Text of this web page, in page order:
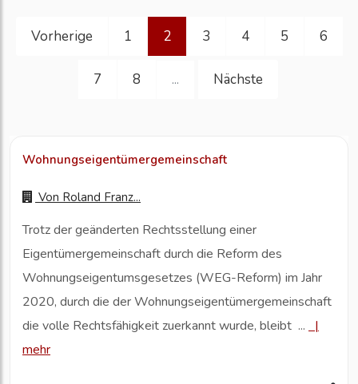
Vorherige 1 2 3 4 5 6
7 8 ... Nächste
Wohnungseigentümergemeinschaft
Von Roland Franz...
Trotz der geänderten Rechtsstellung einer
Eigentümergemeinschaft durch die Reform des
Wohnungseigentumsgesetzes (WEG-Reform) im Jahr
2020, durch die der Wohnungseigentümergemeinschaft
die volle Rechtsfähigkeit zuerkannt wurde, bleibt ...
|
mehr